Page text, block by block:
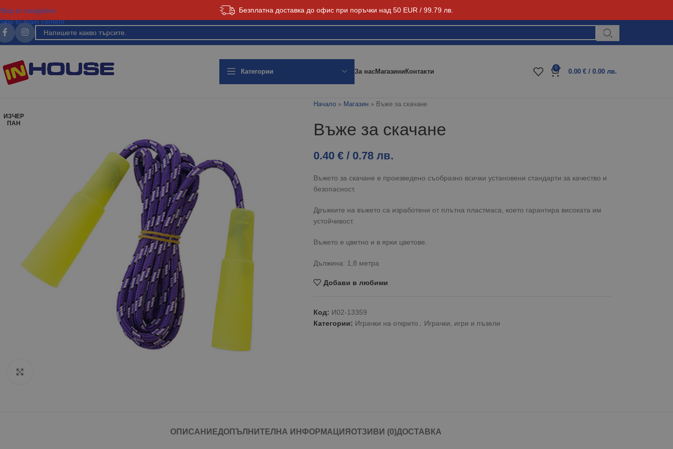
Безплатна доставка до офис при поръчки над 50 EUR / 99.79 лв.
Skip to navigation
Skip to main content
Блог
Категории За насМагазиниКонтакти 0
0.00 € / 0.00 лв.
ИЗЧЕР
ПАН
Начало» Магазин» Въже за скачане
Въже за скачане
0.40 € / 0.78 лв.
Въжето за скачане е произведено съобразно всички установени стандарти за качество и
безопасност.
Дръжките на въжето са изработени от плътна пластмаса, което гарантира високата им
устойчивост.
Въжето е цветно и в ярки цветове.
Дължина: 1,8 метра
Добави в любими
Код: И02-13359
Категории: Играчки на открито Играчки, игри и пъзели
ОПИСАНИЕДОПЪЛНИТЕЛНА ИНФОРМАЦИЯ ОТЗИВИ (0)ДОСТАВКА